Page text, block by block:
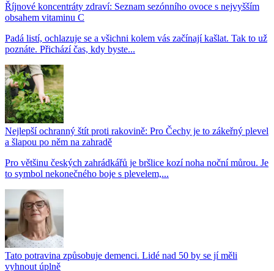
Říjnové koncentráty zdraví: Seznam sezónního ovoce s nejvyšším
obsahem vitaminu C
Padá listí, ochlazuje se a všichni kolem vás začínají kašlat. Tak to už
poznáte. Přichází čas, kdy byste...
Nejlepší ochranný štít proti rakovině: Pro Čechy je to zákeřný plevel
a šlapou po něm na zahradě
Pro většinu českých zahrádkářů je bršlice kozí noha noční můrou. Je
to symbol nekonečného boje s plevelem,...
Tato potravina způsobuje demenci. Lidé nad 50 by se jí měli
vyhnout úplně